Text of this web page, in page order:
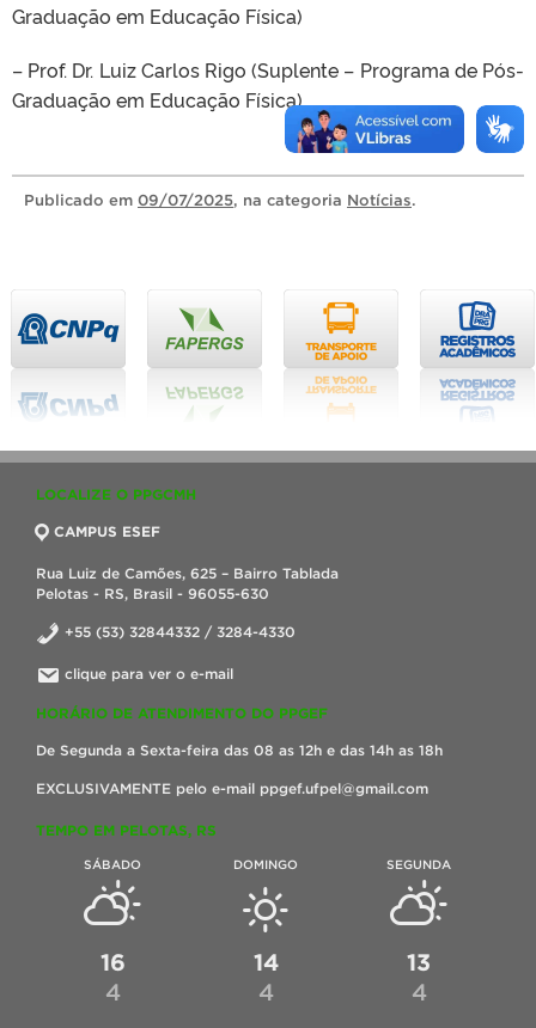
Graduação em Educação Física)
– Prof. Dr. Luiz Carlos Rigo (Suplente – Programa de Pós-
Graduação em Educação Física)
Publicado em 09/07/2025, na categoria Notícias.
LOCALIZE O PPGCMH
CAMPUS ESEF
Rua Luiz de Camões, 625 – Bairro Tablada
Pelotas - RS, Brasil - 96055-630
+55 (53) 32844332 / 3284-4330
clique para ver o e-mail
HORÁRIO DE ATENDIMENTO DO PPGEF
De Segunda a Sexta-feira das 08 as 12h e das 14h as 18h
EXCLUSIVAMENTE pelo e-mail ppgef.ufpel@gmail.com
TEMPO EM PELOTAS, RS
SÁBADO
16
4
DOMINGO
14
4
SEGUNDA
13
4